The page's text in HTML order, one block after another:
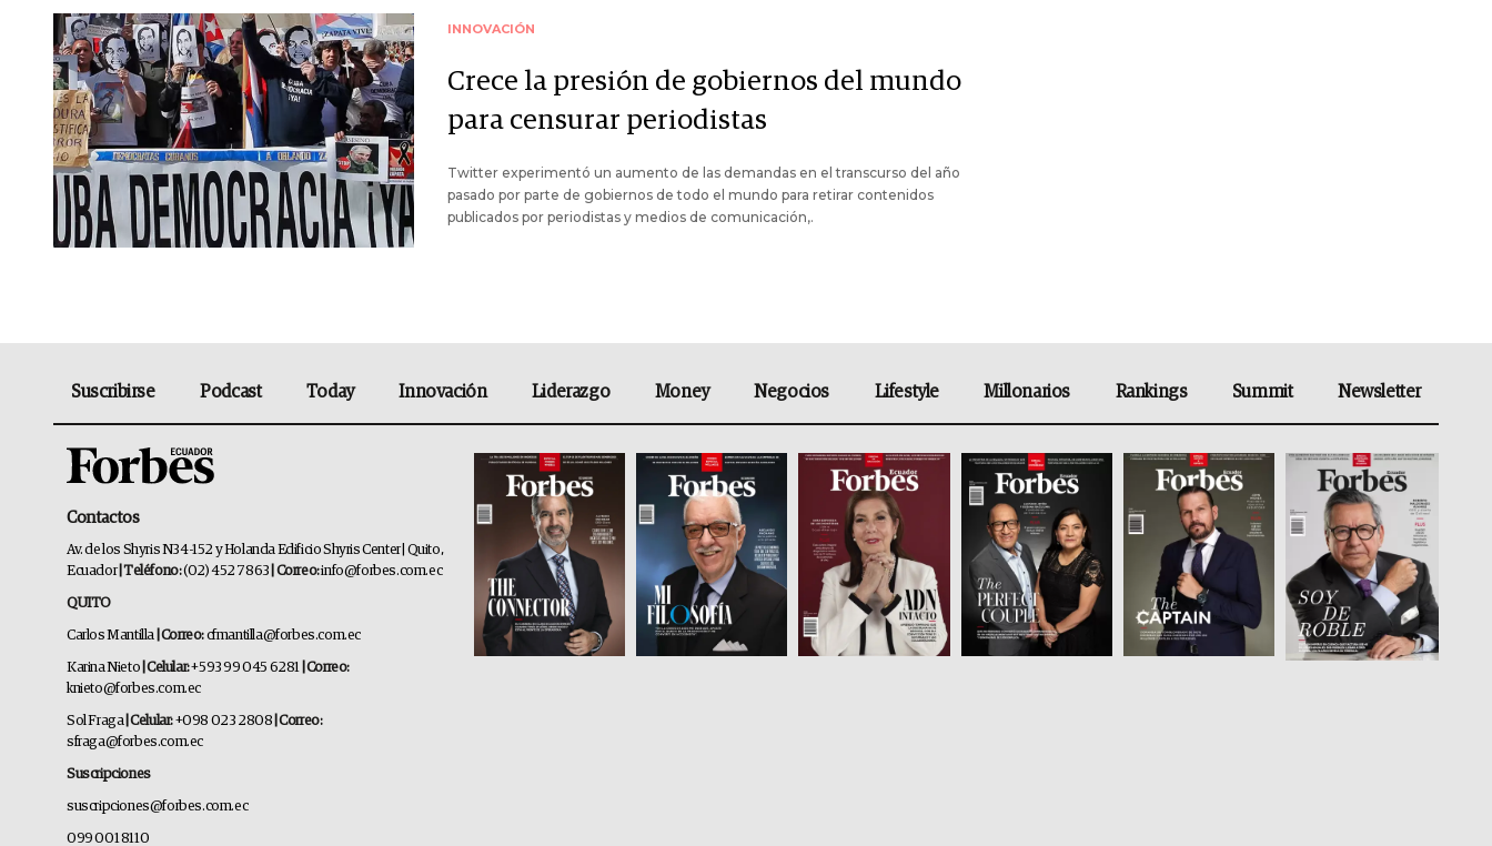
INNOVACIÓN
Crece la presión de gobiernos del mundo
para censurar periodistas
Twitter experimentó un aumento de las demandas en el transcurso del año
pasado por parte de gobiernos de todo el mundo para retirar contenidos
publicados por periodistas y medios de comunicación,.
Suscribirse Podcast Today Innovación Liderazgo Money Negocios Lifestyle Millonarios Rankings Summit Newsletter
Contactos
Av. de los Shyris N34-152 y Holanda Edificio Shyris Center | Quito,
Ecuador | Teléfono:(02) 452 7863 | Correo:info@forbes.com.ec
QUITO
Carlos Mantilla | Correo:cfmantilla@forbes.com.ec
Karina Nieto | Celular:+593 99 045 6281 | Correo:
knieto@forbes.com.ec
Sol Fraga| Celular:+098 023 2808 | Correo:
sfraga@forbes.com.ec
Suscripciones
suscripciones@forbes.com.ec
099 001 8110